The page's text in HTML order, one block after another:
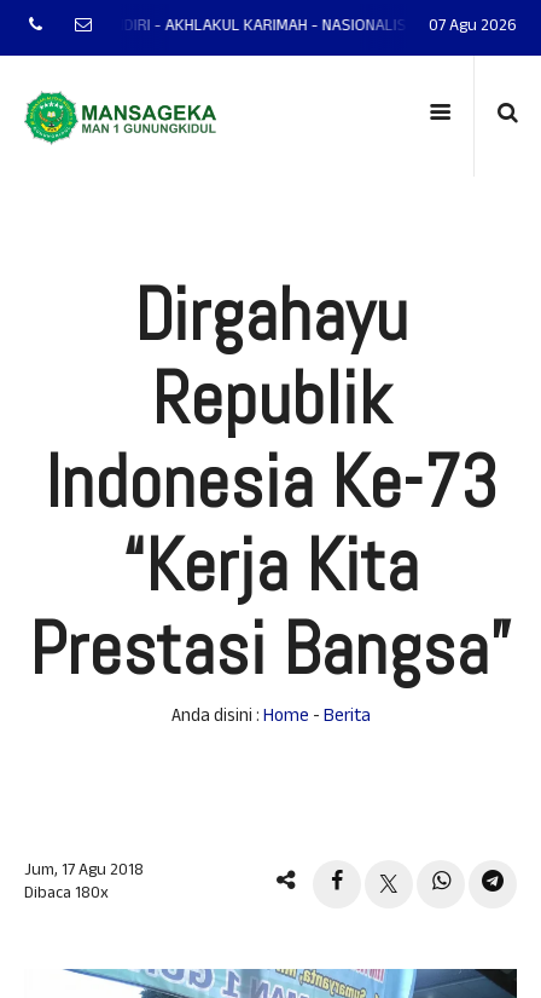
- MANDIRI - AKHLAKUL KARIMAH - NASIONALIS - TERAMPIL - ADAPTIF -
07 Agu 2026
Dirgahayu
Republik
Indonesia Ke-73
“Kerja Kita
Prestasi Bangsa”
Anda disini :Home -Berita
Jum, 17 Agu 2018
Dibaca 180x